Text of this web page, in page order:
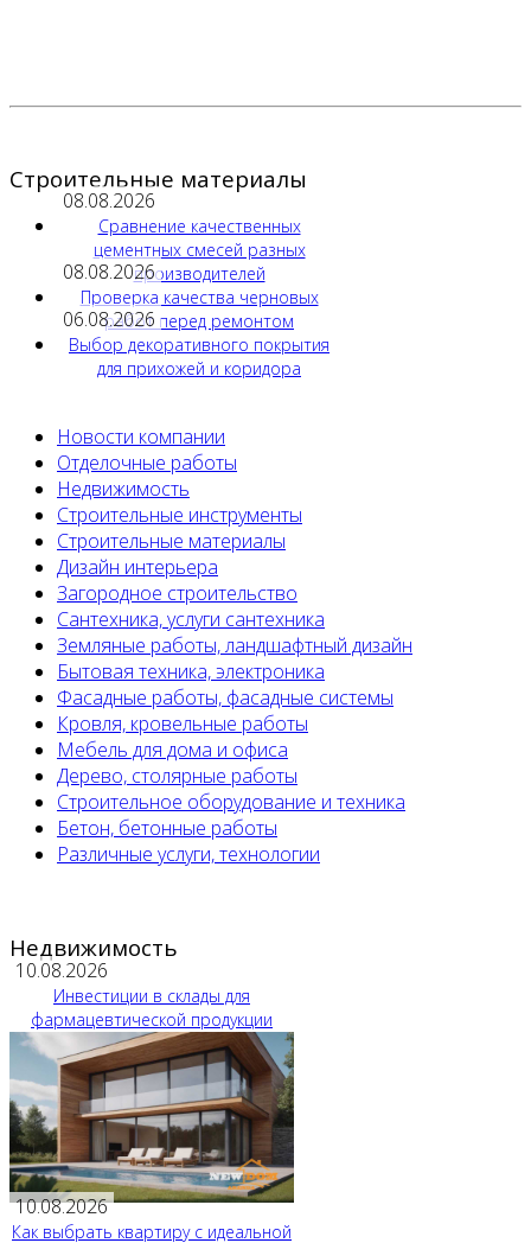
Строительные материалы
08.08.2026
Сравнение качественных
цементных смесей разных
производителей
08.08.2026
Проверка качества черновых
работ перед ремонтом
06.08.2026
Выбор декоративного покрытия
для прихожей и коридора
Новости компании
Отделочные работы
Недвижимость
Строительные инструменты
Строительные материалы
Дизайн интерьера
Загородное строительство
Сантехника, услуги сантехника
Земляные работы, ландшафтный дизайн
Бытовая техника, электроника
Фасадные работы, фасадные системы
Кровля, кровельные работы
Мебель для дома и офиса
Дерево, столярные работы
Строительное оборудование и техника
Бетон, бетонные работы
Различные услуги, технологии
Недвижимость
10.08.2026
Инвестиции в склады для
фармацевтической продукции
10.08.2026
Как выбрать квартиру с идеальной